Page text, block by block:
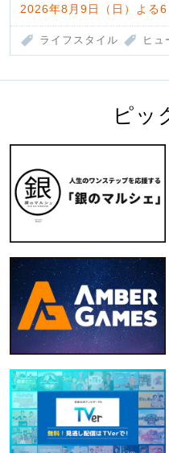
2026年8月9日（日）よる
ライフスタイル ヒュ
ピッ